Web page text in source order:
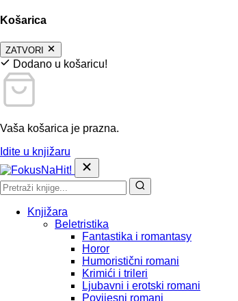
Košarica
ZATVORI
Dodano u košaricu!
Vaša košarica je prazna.
Idite u knjižaru
Knjižara
Beletristika
Fantastika i romantasy
Horor
Humoristični romani
Krimići i trileri
Ljubavni i erotski romani
Povijesni romani